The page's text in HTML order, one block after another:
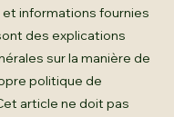
informations fournies
des explications
sur la manière de
politique de
article ne doit pas